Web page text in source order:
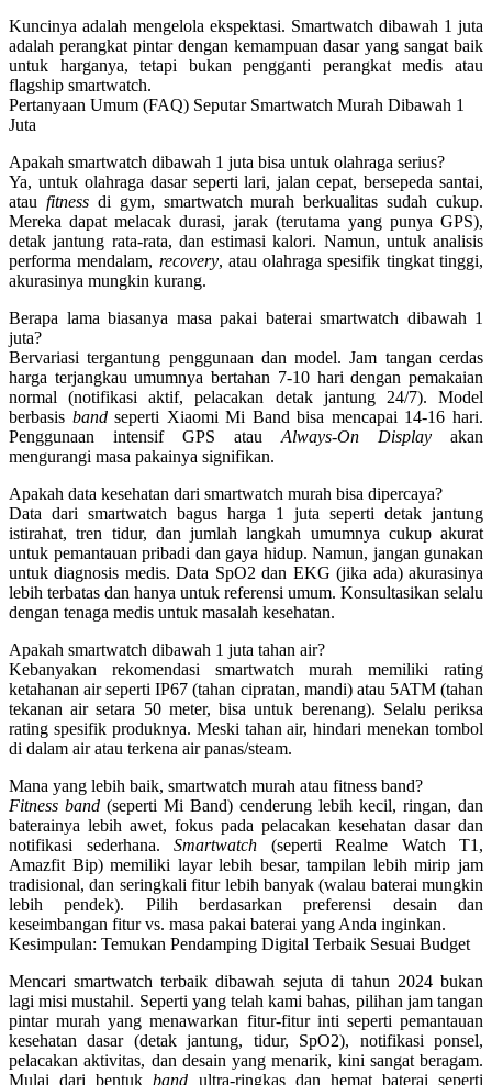
Kuncinya adalah mengelola ekspektasi. Smartwatch dibawah 1 juta
adalah perangkat pintar dengan kemampuan dasar yang sangat baik
untuk harganya, tetapi bukan pengganti perangkat medis atau
flagship smartwatch.
Pertanyaan Umum (FAQ) Seputar Smartwatch Murah Dibawah 1
Juta
Apakah smartwatch dibawah 1 juta bisa untuk olahraga serius?
Ya, untuk olahraga dasar seperti lari, jalan cepat, bersepeda santai,
atau fitnessdi gym, smartwatch murah berkualitas sudah cukup.
Mereka dapat melacak durasi, jarak (terutama yang punya GPS),
detak jantung rata-rata, dan estimasi kalori. Namun, untuk analisis
performa mendalam, recovery, atau olahraga spesifik tingkat tinggi,
akurasinya mungkin kurang.
Berapa lama biasanya masa pakai baterai smartwatch dibawah 1
juta?
Bervariasi tergantung penggunaan dan model.Jam tangan cerdas
harga terjangkauumumnya bertahan 7-10 hari dengan pemakaian
normal (notifikasi aktif, pelacakan detak jantung 24/7). Model
berbasis bandseperti Xiaomi Mi Band bisa mencapai 14-16 hari.
Penggunaan intensif GPS atauAlways-On Display akan
mengurangi masa pakainya signifikan.
Apakah data kesehatan dari smartwatch murah bisa dipercaya?
Data dari smartwatch bagus harga 1 juta seperti detak jantung
istirahat, tren tidur, dan jumlah langkah umumnya cukup akurat
untuk pemantauan pribadi dan gaya hidup. Namun, jangan gunakan
untuk diagnosis medis. Data SpO2 dan EKG (jika ada) akurasinya
lebih terbatas dan hanya untuk referensi umum. Konsultasikan selalu
dengan tenaga medis untuk masalah kesehatan.
Apakah smartwatch dibawah 1 juta tahan air?
Kebanyakan rekomendasi smartwatch murah memiliki rating
ketahanan air seperti IP67 (tahan cipratan, mandi) atau 5ATM (tahan
tekanan air setara 50 meter, bisa untuk berenang). Selalu periksa
rating spesifik produknya. Meski tahan air, hindari menekan tombol
di dalam air atau terkena air panas/steam.
Mana yang lebih baik, smartwatch murah atau fitness band?
Fitness band (seperti Mi Band) cenderung lebih kecil, ringan, dan
baterainya lebih awet, fokus pada pelacakan kesehatan dasar dan
notifikasi sederhana. Smartwatch (seperti Realme Watch T1,
Amazfit Bip) memiliki layar lebih besar, tampilan lebih mirip jam
tradisional, dan seringkali fitur lebih banyak (walau baterai mungkin
lebih pendek). Pilih berdasarkan preferensi desain dan
keseimbangan fitur vs. masa pakai baterai yang Anda inginkan.
Kesimpulan: Temukan Pendamping Digital Terbaik Sesuai Budget
Mencarismartwatch terbaik dibawah sejutadi tahun 2024 bukan
lagi misi mustahil. Seperti yang telah kami bahas, pilihan jam tangan
pintar murah yang menawarkan fitur-fitur inti seperti pemantauan
kesehatan dasar (detak jantung, tidur, SpO2), notifikasi ponsel,
pelacakan aktivitas, dan desain yang menarik, kini sangat beragam.
Mulai dari bentukband ultra-ringkas dan hemat baterai seperti